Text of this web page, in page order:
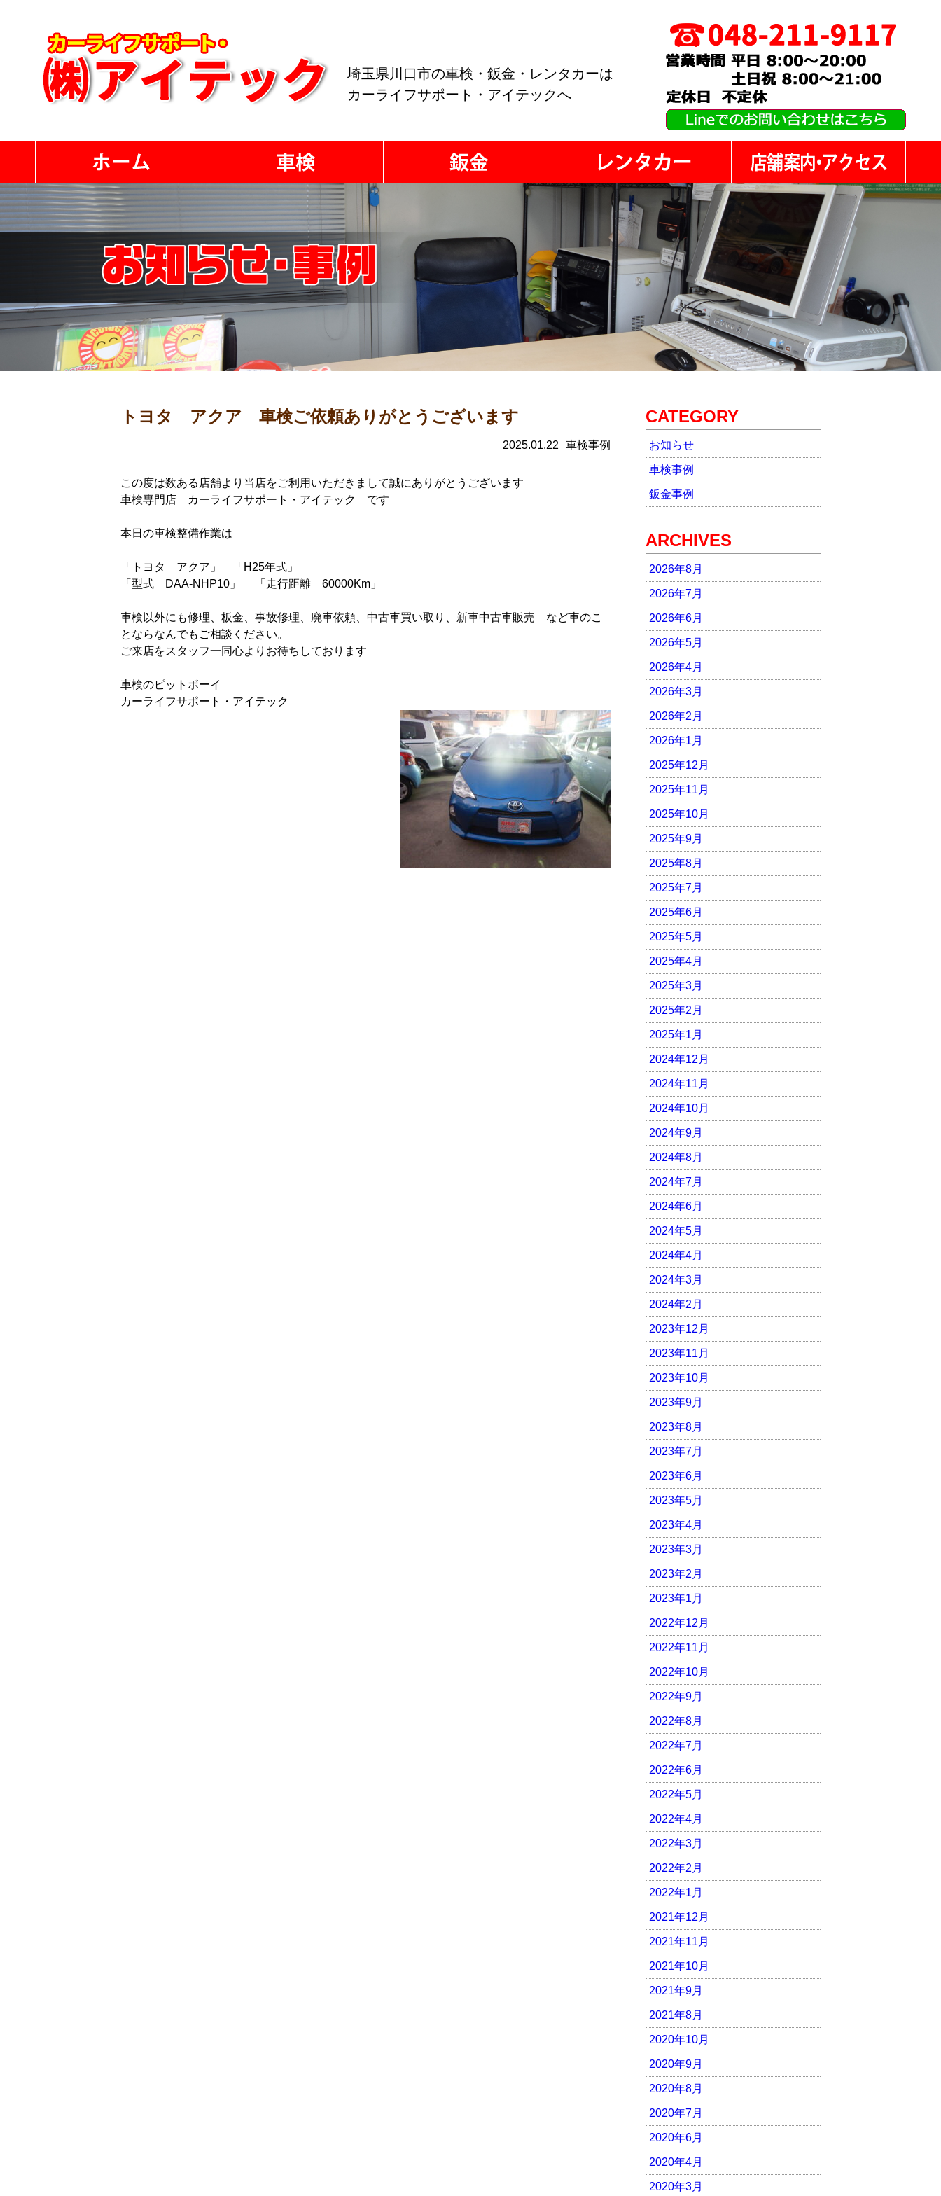
埼玉県川口市の車検・鈑金・レンタカーは
カーライフサポート・アイテックへ
トヨタ アクア 車検ご依頼ありがとうございます
2025.01.22 車検事例
この度は数ある店舗より当店をご利用いただきまして誠にありがとうございます
車検専門店 カーライフサポート・アイテック です
本日の車検整備作業は
「トヨタ アクア」 「H25年式」
「型式 DAA-NHP10」 「走行距離 60000Km」
車検以外にも修理、板金、事故修理、廃車依頼、中古車買い取り、新車中古車販売 など車のこ
とならなんでもご相談ください。
ご来店をスタッフ一同心よりお待ちしております
車検のピットボーイ
カーライフサポート・アイテック
CATEGORY
お知らせ
車検事例
鈑金事例
ARCHIVES
2026年8月
2026年7月
2026年6月
2026年5月
2026年4月
2026年3月
2026年2月
2026年1月
2025年12月
2025年11月
2025年10月
2025年9月
2025年8月
2025年7月
2025年6月
2025年5月
2025年4月
2025年3月
2025年2月
2025年1月
2024年12月
2024年11月
2024年10月
2024年9月
2024年8月
2024年7月
2024年6月
2024年5月
2024年4月
2024年3月
2024年2月
2023年12月
2023年11月
2023年10月
2023年9月
2023年8月
2023年7月
2023年6月
2023年5月
2023年4月
2023年3月
2023年2月
2023年1月
2022年12月
2022年11月
2022年10月
2022年9月
2022年8月
2022年7月
2022年6月
2022年5月
2022年4月
2022年3月
2022年2月
2022年1月
2021年12月
2021年11月
2021年10月
2021年9月
2021年8月
2020年10月
2020年9月
2020年8月
2020年7月
2020年6月
2020年4月
2020年3月